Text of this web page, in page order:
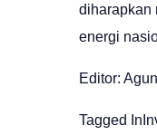
diharapkan
energi
Editor:
Tagged In